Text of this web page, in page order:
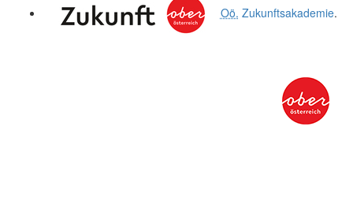
Oö. Zukunftsakademie.